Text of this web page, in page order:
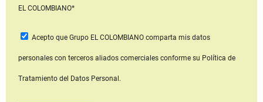
EL COLOMBIANO*
Acepto que Grupo EL COLOMBIANOcomparta mis datos
personales con terceros aliados comerciales conforme su Política de
Tratamiento del Datos Personal.